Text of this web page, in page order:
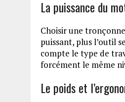
La puissance du
Choisir une
puissant, plus l’outil
compte le type de
forcément le même
Le poids et